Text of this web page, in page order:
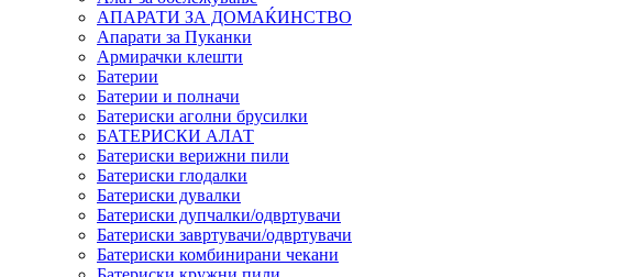
АПАРАТИ ЗА ДОМАЌИНСТВО
Апарати за Пуканки
Армирачки клешти
Батерии
Батерии и полначи
Батериски аголни брусилки
БАТЕРИСКИ АЛАТ
Батериски верижни пили
Батериски глодалки
Батериски дувалки
Батериски дупчалки/одвртувачи
Батериски завртувачи/одвртувачи
Батериски комбинирани чекани